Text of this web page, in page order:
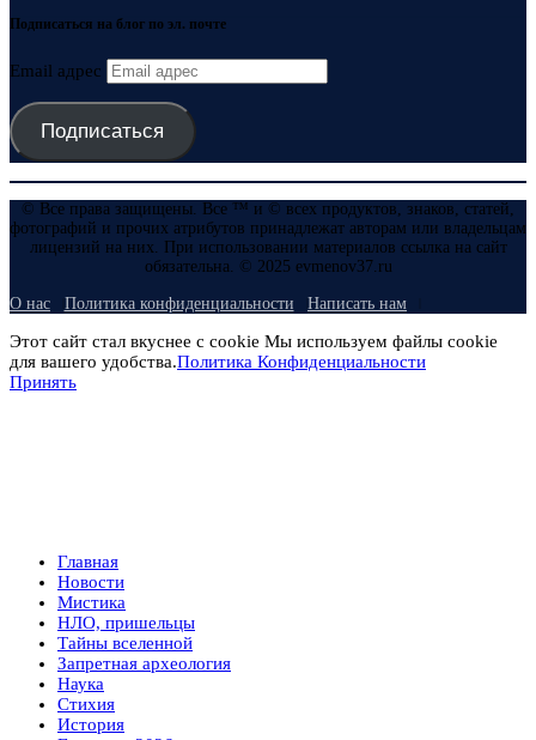
Подписаться на блог по эл. почте
Email адрес
Подписаться
© Все права защищены. Все ™ и © всех продуктов, знаков, статей,
фотографий и прочих атрибутов принадлежат авторам или владельцам
лицензий на них. При использовании материалов ссылка на сайт
обязательна. © 2025 evmenov37.ru
О нас Политика конфиденциальности Написать нам
Этот сайт стал вкуснее с cookie Мы используем файлы cookie
для вашего удобства.Политика Конфиденциальности
Принять
Главная
Новости
Мистика
НЛО, пришельцы
Тайны вселенной
Запретная археология
Наука
Стихия
История